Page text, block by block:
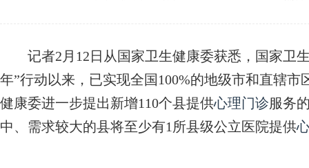
记者2月12日从国家卫生健康委获悉，国家卫生
年”行动以来，已实现全国100%的地级市和直辖市
健康委进一步提出新增110个县提供心理门诊服务
中、需求较大的县将至少有1所县级公立医院提供